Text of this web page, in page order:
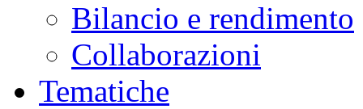
Bilancio e rendimento
Collaborazioni
Tematiche